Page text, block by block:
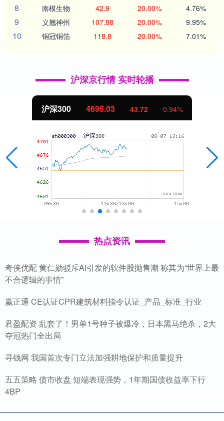
8 南模生物 42.9 20.00% 4.76%
9 义翘神州 107.88 20.00% 9.95%
10 铜冠铜箔 118.8 20.00% 7.01%
沪深京行情 实时轮播
4695.03 43.72 0.94%
热点资讯
奇侠优配 黄仁勋驳斥AI引发的软件股抛售潮 称其为“世界上最
不合逻辑的事情”
赢正通 CE认证CPR建筑材料指令认证_产品_标准_行业
君盈配资 乱套了！男单1号种子被爆冷，日本黑马绝杀，2大
夺冠热门全出局
寻钱网 我国首次专门立法加强耕地保护和质量提升
五五策略 债市收盘 短端表现强势，1年期国债收益率下行
4BP